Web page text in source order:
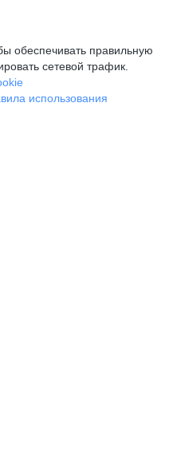
обеспечивать правильную
сетевой трафик.
использования